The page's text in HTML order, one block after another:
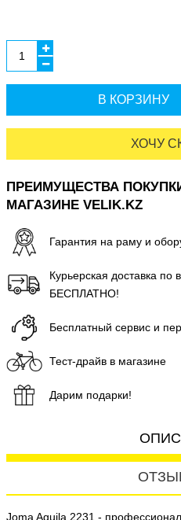
В КОРЗИНУ
ХОЧУ
ПРЕИМУЩЕСТВА
МАГАЗИНЕ VELIK.KZ
Гарантия на раму и
Курьерская доставка по
БЕСПЛАТНО!
Бесплатный сервис и
Тест-драйв в магазине
Дарим подарки!
Joma Aguila 2231 -